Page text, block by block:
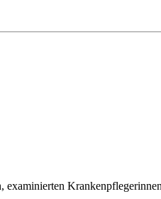
examinierten